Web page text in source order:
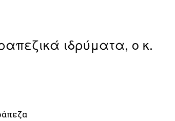
ιδρύματα, ο κ.